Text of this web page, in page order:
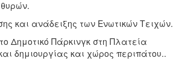
και ανάδειξης των Ενωτικών Τειχών.
Δημοτικό Πάρκινγκ στη Πλατεία
δημιουργίας και χώρος περιπάτου..